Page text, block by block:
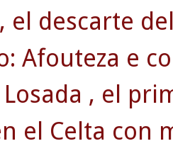
el descarte
Afouteza e
, el
el Celta con